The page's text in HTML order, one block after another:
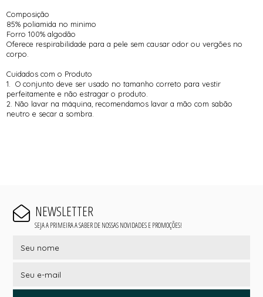
Composição
85% poliamida no minimo
Forro 100% algodão
Oferece respirabilidade para a pele sem causar odor ou vergões no
corpo.
Cuidados com o Produto
1. O conjunto deve ser usado no tamanho correto para vestir
perfeitamente e não estragar o produto.
2. Não lavar na máquina, recomendamos lavar a mão com sabão
neutro e secar a sombra.
NEWSLETTER
SEJA A PRIMEIRA A SABER DE NOSSAS NOVIDADES E PROMOÇÕES!